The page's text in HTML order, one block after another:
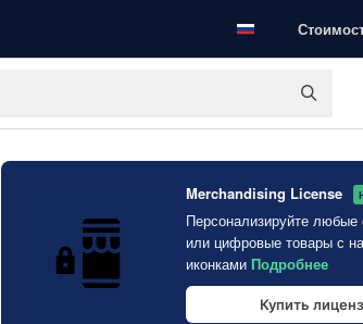
Merchandising License
Персонализируйте любые
или цифровые товары с
иконками Подробнее
Купить